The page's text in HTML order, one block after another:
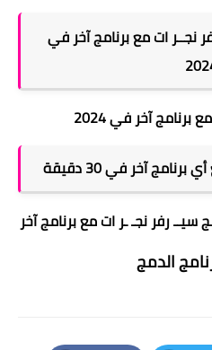
ات مع برنامج آخر في
الدمج